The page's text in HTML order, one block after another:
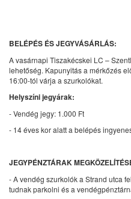
BELÉPÉS ÉS JEGYVÁSÁRLÁS:
A vasárnapi Tiszakécskei LC –
lehetőség. Kapunyitás a mérkőzés
16:00-tól várja a szurkolókat.
Helyszíni jegyárak:
- Vendég jegy: 1.000 Ft
- 14 éves kor alatt a belépés
JEGYPÉNZTÁRAK
- A vendég szurkolók a Strand utca
tudnak parkolni és a